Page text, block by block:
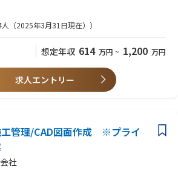
ープ（神戸本社）
キル＞
は、知見を活かしてご活躍いただけます。
人（2025年3月31日現在））
想定年収 614 万円 ~ 1,200 万円
求人エントリー
工管理/CAD図面作成 ※プライ
社